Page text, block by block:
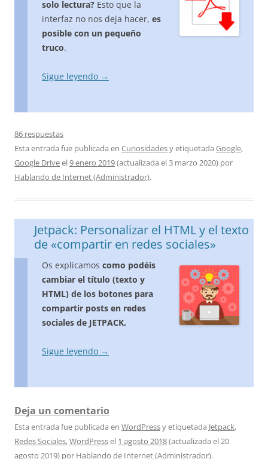
solo lectura? Esto que la
interfaz no nos deja hacer, es
posible con un pequeño
truco.
Sigue leyendo →
86 respuestas
Esta entrada fue publicada en Curiosidadesy etiquetada Google,
Google Driveel9 enero 2019(actualizada el3 marzo 2020) por
Hablando de Internet (Administrador).
Jetpack: Personalizar el HTML y el texto
de «compartir en redes sociales»
Os explicamos como podéis
cambiar el título (texto y
HTML) de los botones para
compartir posts en redes
sociales de JETPACK.
Sigue leyendo →
Deja un comentario
Esta entrada fue publicada en WordPressy etiquetada Jetpack,
Redes Sociales,WordPressel 1 agosto 2018(actualizada el20
agosto 2019) por Hablando de Internet (Administrador).